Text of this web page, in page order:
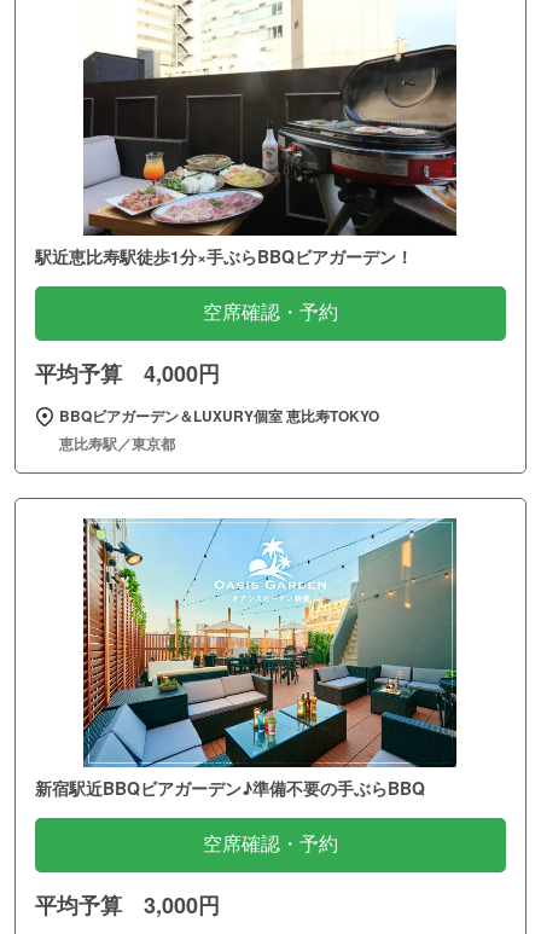
駅近恵比寿駅徒歩1分×手ぶらBBQビアガーデン！
空席確認・予約
平均予算 4,000円
BBQビアガーデン＆LUXURY個室 恵比寿TOKYO
恵比寿駅／東京都
新宿駅近BBQビアガーデン♪準備不要の手ぶらBBQ
空席確認・予約
平均予算 3,000円